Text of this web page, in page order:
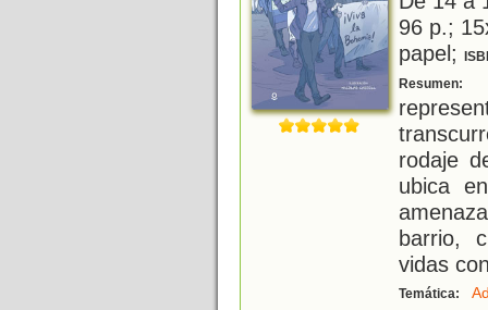
96 p.;
papel;
Resumen:
rodaje
ubica
barrio,
vidas
Temática: